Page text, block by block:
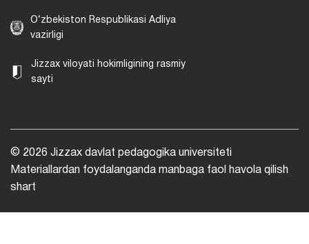
O‘zbekiston Respublikasi Adliya
vazirligi
Jizzax viloyati hokimligining rasmiy
sayti
© 2026 Jizzax davlat pedagogika universiteti
Materiallardan foydalanganda manbaga faol havola qilish
shart